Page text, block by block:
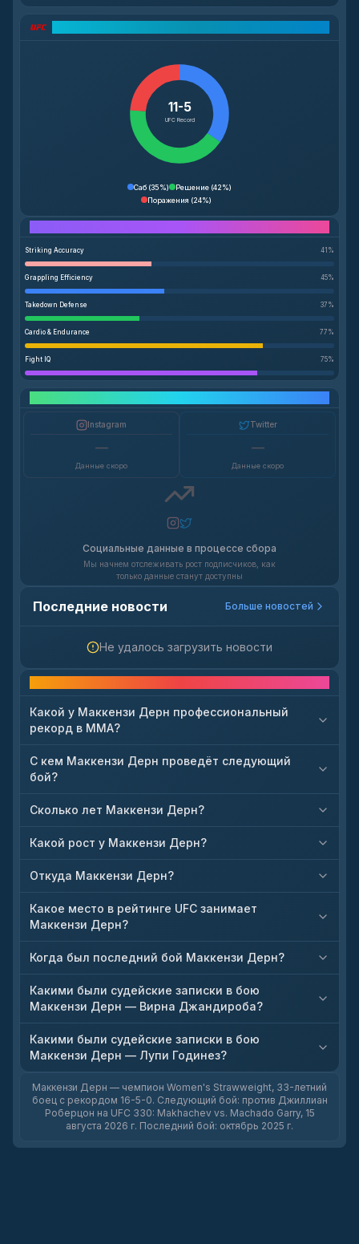
11-5
UFC Record
Саб (35%) Решение (42%)
Поражения (24%)
Striking Accuracy 41 %
Grappling Efficiency 45%
Takedown Defense 37 %
Cardio & Endurance 77 %
Fight IQ 75%
Instagram
—
Данные скоро
Twitter
—
Данные скоро
Социальные данные в процессе сбора
Мы начнем отслеживать рост подписчиков, как
только данные станут доступны
Последние новости Больше новостей
Не удалось загрузить новости
Какой у Маккензи Дерн профессиональный
рекорд в ММА?
С кем Маккензи Дерн проведёт следующий
бой?
Сколько лет Маккензи Дерн?
Какой рост у Маккензи Дерн?
Откуда Маккензи Дерн?
Какое место в рейтинге UFC занимает
Маккензи Дерн?
Когда был последний бой Маккензи Дерн?
Какими были судейские записки в бою
Маккензи Дерн — Вирна Джандироба?
Какими были судейские записки в бою
Маккензи Дерн — Лупи Годинез?
Маккензи Дерн — чемпион Women's Strawweight, 33-летний
боец с рекордом 16-5-0. Следующий бой: против Джиллиан
Роберцон на UFC 330: Makhachev vs. Machado Garry, 15
августа 2026 г. Последний бой: октябрь 2025 г.